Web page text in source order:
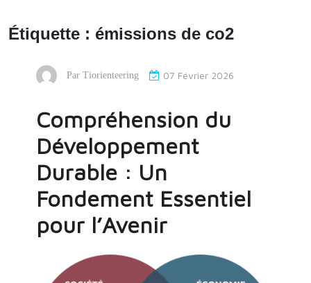
Étiquette : émissions de co2
Par Tiorienteering 07 Février 2026
Compréhension du
Développement
Durable : Un
Fondement Essentiel
pour l’Avenir